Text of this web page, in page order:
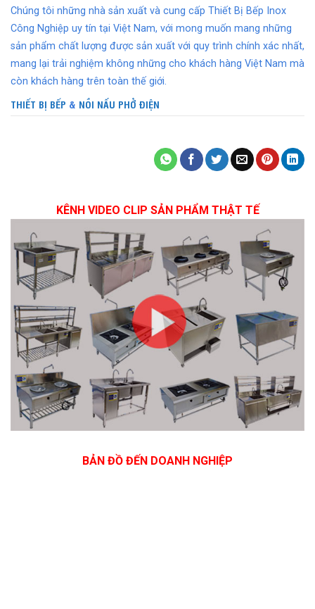
Chúng tôi những nhà sản xuất và cung cấp Thiết Bị Bếp Inox
Công Nghiệp uy tín tại Việt Nam, với mong muốn mang những
sản phẩm chất lượng được sản xuất với quy trình chính xác nhất,
mang lại trải nghiệm không những cho khách hàng Việt Nam mà
còn khách hàng trên toàn thế giới.
THIẾT BỊ BẾP & NỒI NẤU PHỞ ĐIỆN
KÊNH VIDEO CLIP SẢN PHẨM THẬT TẾ
BẢN ĐỒ ĐẾN DOANH NGHIỆP